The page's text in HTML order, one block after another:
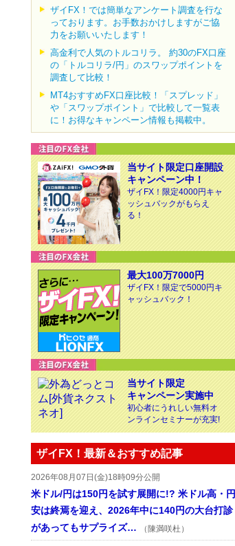
ザイFX！では簡単なアンケート調査を行な
っております。お手数おかけしますがご協
力をお願いいたします！
高金利で人気のトルコリラ。 約30のFX口座
の「トルコリラ/円」のスワップポイントを
調査して比較！
MT4おすすめFX口座比較！「スプレッド」
や「スワップポイント」で比較して一覧表
に！お得なキャンペーン情報も掲載中。
当サイト限定口座開設
キャンペーン中！
ザイFX！限定4000円キャ
ッシュバックがもらえ
る！
最大100万7000円
ザイFX！限定で5000円キ
ャッシュバック！
当サイト限定
キャンペーン実施中
初心者にうれしい無料オ
ンラインセミナーが充実!
ザイFX！最新＆おすすめ記事
2026年08月07日(金)18時09分公開
米ドル/円は150円を試す展開に!? 米ドル高・円
安は終焉を迎え、2026年中に140円の大台打診
があってもサプライズ…
（陳満咲杜）